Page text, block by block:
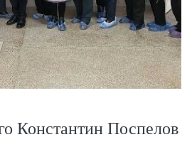
Константин Поспелов